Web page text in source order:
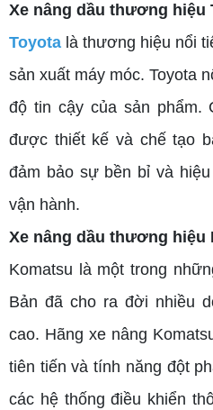
Xe nâng dầu thương hiệu
Toyota là thương hiệu nổi
sản xuất máy móc. Toyota
độ tin cậy của sản phẩm.
được thiết kế và chế tạo
đảm bảo sự bền bỉ và
vận hành.
Xe nâng dầu thương hiệu
Komatsu là một trong
Bản đã cho ra đời nhiều
cao. Hãng xe nâng
tiên tiến và tính năng đột
các hệ thống điều khiển